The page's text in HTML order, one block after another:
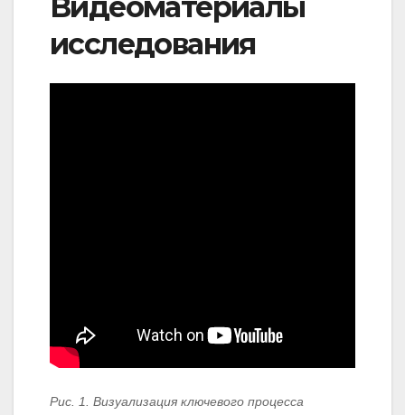
исследования
Рис. 1. Визуализация ключевого процесса